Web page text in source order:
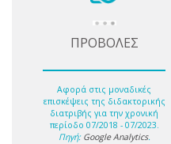
ΠΡΟΒΟΛΕΣ
Αφορά στις μοναδικές
επισκέψεις της διδακτορικής
διατριβής για την χρονική
περίοδο 07/2018 - 07/2023.
Πηγή: Google Analytics.